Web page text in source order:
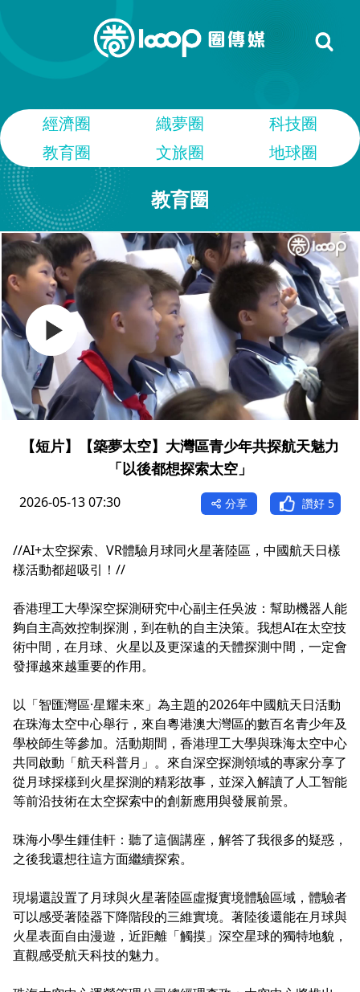
經濟圈 織夢圈
科技圈
教育圈
文旅圈 地球圈
教育圈
【短片】【築夢太空】大灣區青少年共探航天魅力
「以後都想探索太空」
2026-05-13 07:30 分享 讚好 5
//AI+太空探索、VR體驗月球同火星著陸區，中國航天日樣
樣活動都超吸引！//
香港理工大學深空探測研究中心副主任吳波：幫助機器人能
夠自主高效控制探測，到在軌的自主決策。我想AI在太空技
術中間，在月球、火星以及更深遠的天體探測中間，一定會
發揮越來越重要的作用。
以「智匯灣區·星耀未來」為主題的2026年中國航天日活動
在珠海太空中心舉行，來自粵港澳大灣區的數百名青少年及
學校師生等參加。活動期間，香港理工大學與珠海太空中心
共同啟動「航天科普月」。來自深空探測領域的專家分享了
從月球採樣到火星探測的精彩故事，並深入解讀了人工智能
等前沿技術在太空探索中的創新應用與發展前景。
珠海小學生鍾佳軒：聽了這個講座，解答了我很多的疑惑，
之後我還想往這方面繼續探索。
現場還設置了月球與火星著陸區虛擬實境體驗區域，體驗者
可以感受著陸器下降階段的三維實境。著陸後還能在月球與
火星表面自由漫遊，近距離「觸摸」深空星球的獨特地貌，
直觀感受航天科技的魅力。